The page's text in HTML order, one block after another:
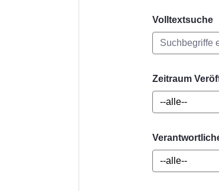
Volltextsuche
Zeitraum